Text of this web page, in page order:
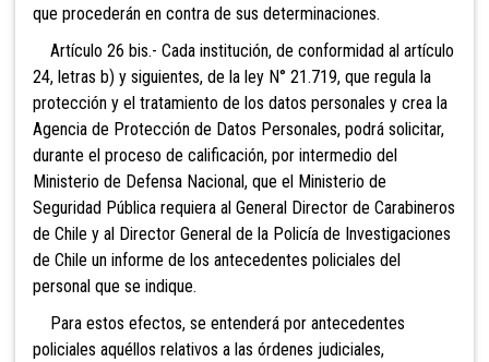
que procederán en contra de sus determinaciones.
Artículo 26 bis.- Cada institución, de conformidad al artículo
24, letras b) y siguientes, de la ley N° 21.719, que regula la
protección y el tratamiento de los datos personales y crea la
Agencia de Protección de Datos Personales, podrá solicitar,
durante el proceso de calificación, por intermedio del
Ministerio de Defensa Nacional, que el Ministerio de
Seguridad Pública requiera al General Director de Carabineros
de Chile y al Director General de la Policía de Investigaciones
de Chile un informe de los antecedentes policiales del
personal que se indique.
Para estos efectos, se entenderá por antecedentes
policiales aquéllos relativos a las órdenes judiciales,